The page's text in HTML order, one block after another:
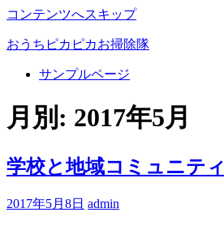
コンテンツへスキップ
おうちピカピカお掃除隊
う
ち
綺
麗
お
サンプルページ
月別: 2017年5月
学校と地域コミュニティ
2017年5月8日 admin